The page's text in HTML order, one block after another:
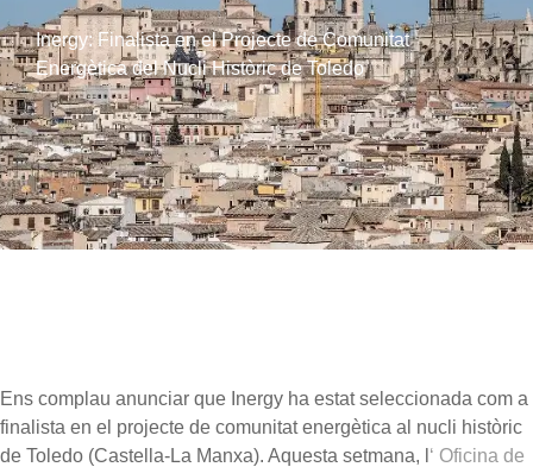
Inergy: Finalista en el Projecte de Comunitat
Energètica del Nucli Històric de Toledo
Ens complau anunciar que Inergy ha estat seleccionada com a
finalista en el projecte de comunitat energètica al nucli històric
de Toledo (Castella-La Manxa). Aquesta setmana, l ‘ Oficina de